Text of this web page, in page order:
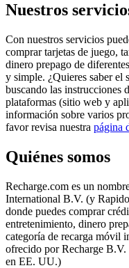
Nuestros
Con nuestros servicios
comprar tarjetas de juego,
dinero prepago de
y simple. ¿Quieres saber el
buscando las instrucciones
plataformas (sitio web y
información sobre varios
favor revisa nuestra página
Quiénes somos
Recharge.com es un
International B.V. (y
donde puedes comprar
entretenimiento, dinero
categoría de recarga móvil
ofrecido por Recharge
en EE. UU.)